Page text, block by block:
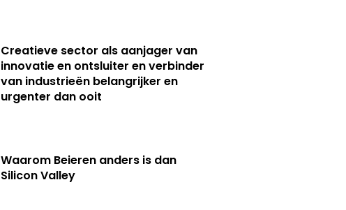
Creatieve sector als aanjager van
innovatie en ontsluiter en verbinder
van industrieën belangrijker en
urgenter dan ooit
Waarom Beieren anders is dan
Silicon Valley